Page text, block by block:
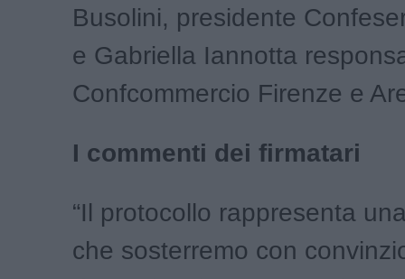
Busolini, presidente
e Gabriella Iannotta
Confcommercio Firenze e
I commenti dei firmatari
“Il protocollo rappresenta
che sosterremo con